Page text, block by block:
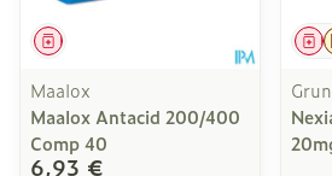
Médicament
Maalox
Maalox Antacid 200/400
Comp 40
6,93 €